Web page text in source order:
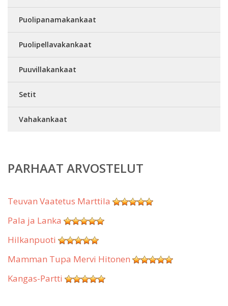
Puolipanamakankaat
Puolipellavakankaat
Puuvillakankaat
Setit
Vahakankaat
PARHAAT ARVOSTELUT
Teuvan Vaatetus Marttila
Pala ja Lanka
Hilkanpuoti
Mamman Tupa Mervi Hitonen
Kangas-Partti